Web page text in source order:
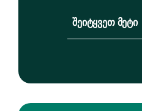
Შეიტყვეთ Მეტი